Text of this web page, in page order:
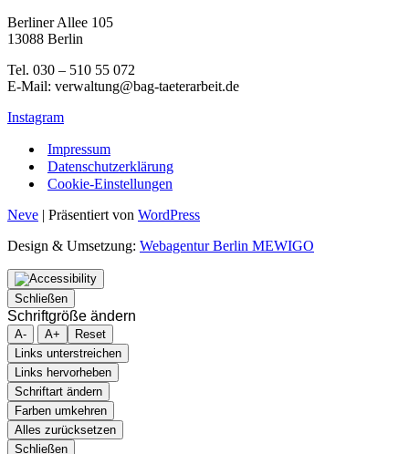
Berliner Allee 105
13088 Berlin
Tel. 030 – 510 55 072
E-Mail: verwaltung@bag-taeterarbeit.de
Instagram
Impressum
Datenschutzerklärung
Cookie-Einstellungen
Neve | Präsentiert von WordPress
Design & Umsetzung: Webagentur Berlin MEWIGO
Schließen
Schriftgröße ändern
A- A+
Reset
Links unterstreichen
Links hervorheben
Schriftart ändern
Farben umkehren
Alles zurücksetzen
Schließen